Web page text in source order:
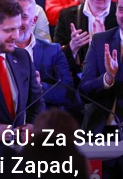
Za Stari
Zapad,